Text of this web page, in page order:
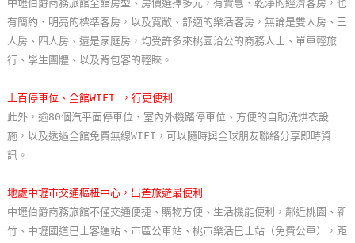
顧
客
滿
度
訂
管
理
中壢伯爵商務旅館全館房型、房價選擇多元，有實惠、乾淨的經濟客房，也
有簡約、明亮的標準客房，以及寬敞、舒適的樂活客房，無論是雙人房、三
人房、四人房、還是家庭房，均受許多來桃園洽公的商務人士、單車輕旅
行、學生團體、以及背包客的輕睞。
上百停車位、全館WIFI ，行更便利
此外，逾80個汽平面停車位、室內外機踏停車位、方便的自助洗烘衣設
施，以及透過全館免費無線WIFI，可以隨時與全球朋友聯絡分享即時資
訊。
地處中壢市交通樞杻中心，出差旅遊最便利
中壢伯爵商務旅館不僅交通便捷、購物方便、生活機能便利，鄰近桃園、新
竹、中壢國道巴士客運站、市區公車站、桃市樂活巴士站（免費公車），距